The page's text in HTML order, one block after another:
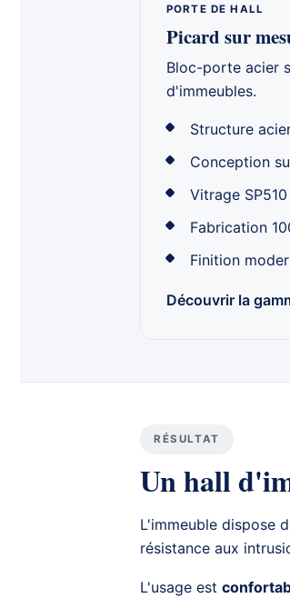
PORTE DE HALL
Picard sur
Bloc-porte acier
d'immeubles.
Structure
Conception
Vitrage
Fabrication
Finition
Découvrir la
RÉSULTAT
Un hall
L'immeuble dispose
résistance aux
L'usage est